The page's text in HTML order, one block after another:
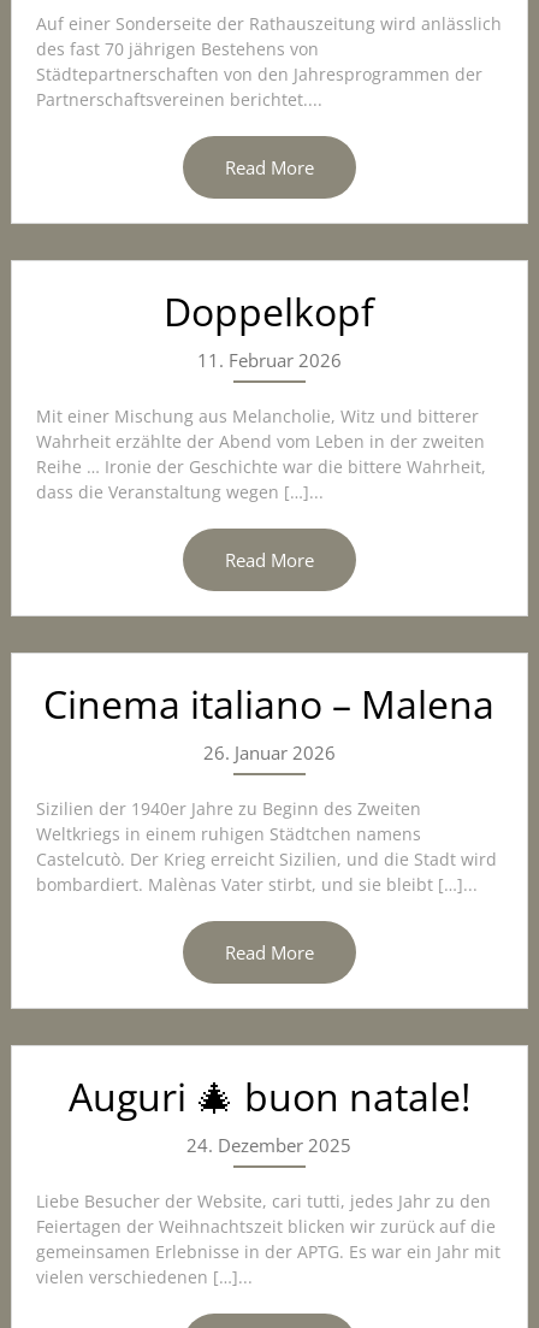
Auf einer Sonderseite der Rathauszeitung wird anlässlich
des fast 70 jährigen Bestehens von
Städtepartnerschaften von den Jahresprogrammen der
Partnerschaftsvereinen berichtet....
Read More
Doppelkopf
11. Februar 2026
Mit einer Mischung aus Melancholie, Witz und bitterer
Wahrheit erzählte der Abend vom Leben in der zweiten
Reihe … Ironie der Geschichte war die bittere Wahrheit,
dass die Veranstaltung wegen […]...
Read More
Cinema italiano – Malena
26. Januar 2026
Sizilien der 1940er Jahre zu Beginn des Zweiten
Weltkriegs in einem ruhigen Städtchen namens
Castelcutò. Der Krieg erreicht Sizilien, und die Stadt wird
bombardiert. Malènas Vater stirbt, und sie bleibt […]...
Read More
Auguri 🎄 buon natale!
24. Dezember 2025
Liebe Besucher der Website, cari tutti, jedes Jahr zu den
Feiertagen der Weihnachtszeit blicken wir zurück auf die
gemeinsamen Erlebnisse in der APTG. Es war ein Jahr mit
vielen verschiedenen […]...